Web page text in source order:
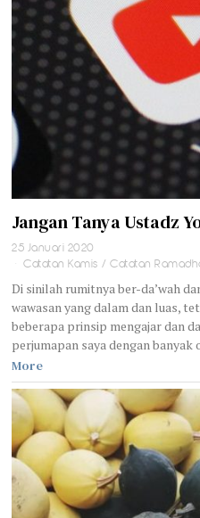
Jangan Tanya Ustadz
25 Januari 2020
Catatan Kamis / Catatan
Di sinilah rumitnya ber-da’wah
wawasan yang dalam dan luas,
beberapa prinsip mengajar dan
perjumapan saya dengan banyak
More